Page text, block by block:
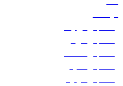
الوظائف
رحلات إلى تبيليسي
رحلات إلى الرياض
رحلات إلى مسقط
رحلات إلى ماليه
رحلات إلى كولومبو